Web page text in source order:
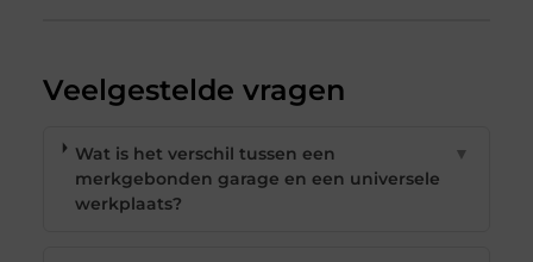
Veelgestelde vragen
Wat is het verschil tussen een
merkgebonden garage en een universele
werkplaats?
▼